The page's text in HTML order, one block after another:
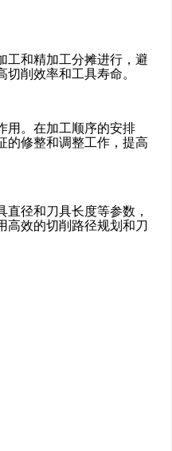
工和精加工分摊进行，避
削效率和工具寿命。
用。在加工顺序的安排
的修整和调整工作，提高
径和刀具长度等参数，
高效的切削路径规划和刀